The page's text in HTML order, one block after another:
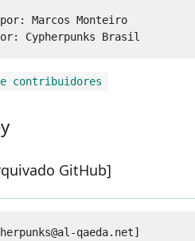
Marcos Monteiro
contribuidores
GitHub]
qaeda.net]